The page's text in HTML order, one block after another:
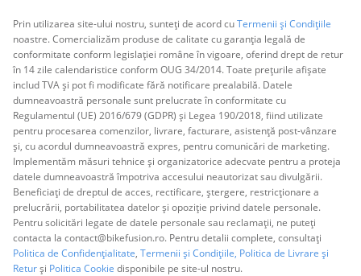
Prin utilizarea site-ului nostru, sunteți de acord cuTermenii și Condițiile
noastre. Comercializăm produse de calitate cu garanția legală de
conformitate conform legislației române în vigoare, oferind drept de retur
în 14 zile calendaristice conform OUG 34/2014. Toate prețurile afișate
includ TVA și pot fi modificate fără notificare prealabilă. Datele
dumneavoastră personale sunt prelucrate în conformitate cu
Regulamentul (UE) 2016/679 (GDPR) și Legea 190/2018, fiind utilizate
pentru procesarea comenzilor, livrare, facturare, asistență post-vânzare
și, cu acordul dumneavoastră expres, pentru comunicări de marketing.
Implementăm măsuri tehnice și organizatorice adecvate pentru a proteja
datele dumneavoastră împotriva accesului neautorizat sau divulgării.
Beneficiați de dreptul de acces, rectificare, ștergere, restricționare a
prelucrării, portabilitatea datelor și opoziție privind datele personale.
Pentru solicitări legate de datele personale sau reclamații, ne puteți
contacta la contact@bikefusion.ro. Pentru detalii complete, consultați
Politica de Confidențialitate, Termenii și Condițiile, Politica de Livrare și
Returși Politica Cookie disponibile pe site-ul nostru.